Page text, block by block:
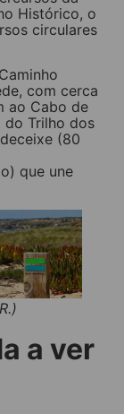
Histórico, o
circulares
com cerca
ao Cabo de
do Trilho dos
(80
que une
a ver